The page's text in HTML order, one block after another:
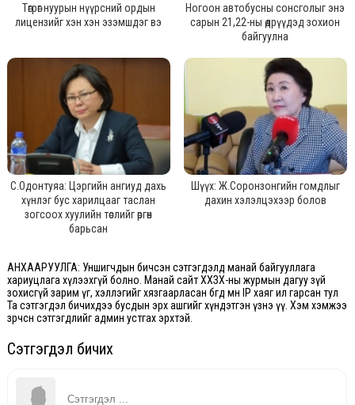
Төгрөг нуурын нүүрсний ордын
лицензийг хэн хэн эзэмшдэг вэ
Ногоон автобусны сонсголыг энэ
сарын 21,22-ны өдрүүдэд зохион
байгуулна
С.Одонтуяа: Цэргийн ангиуд дахь
хүнлэг бус харилцааг таслан
зогсоох хуулийн төслийг өргөн
барьсан
Шүүх: Ж.Соронзонгийн гомдлыг
дахин хэлэлцэхээр болов
АНХААРУУЛГА: Уншигчдын бичсэн сэтгэгдэлд манай байгууллага
хариуцлага хүлээхгүй болно. Манай сайт ХХЗХ-ны журмын дагуу зүй
зохисгүй зарим үг, хэллэгийг хязгаарласан бөгөөд мөн IP хаяг ил гарсан тул
Та сэтгэгдэл бичихдээ бусдын эрх ашгийг хүндэтгэн үзнэ үү. Хэм хэмжээ
зөрчсөн сэтгэгдлийг админ устгах эрхтэй.
Сэтгэгдэл бичих